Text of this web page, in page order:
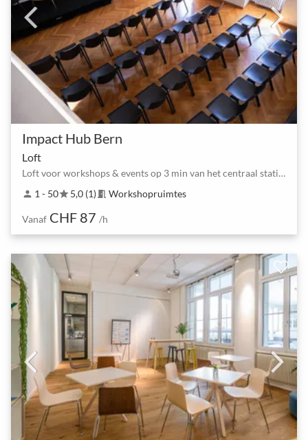
Impact Hub Bern
Loft
Loft voor workshops & events op 3 min van het centraal station van Bern
person 1 - 50star5,0 (1) meeting_room Workshopruimtes
Vanaf CHF 87 /h